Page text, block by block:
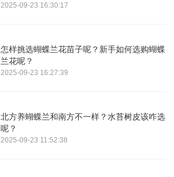
2025-09-23 16:30:17
怎样挑选蝴蝶兰花苗子呢？新手如何选购蝴蝶
兰花呢？
2025-09-23 16:27:39
北方养蝴蝶兰和南方不一样？水苔树皮该咋选
呢？
2025-09-23 11:52:38